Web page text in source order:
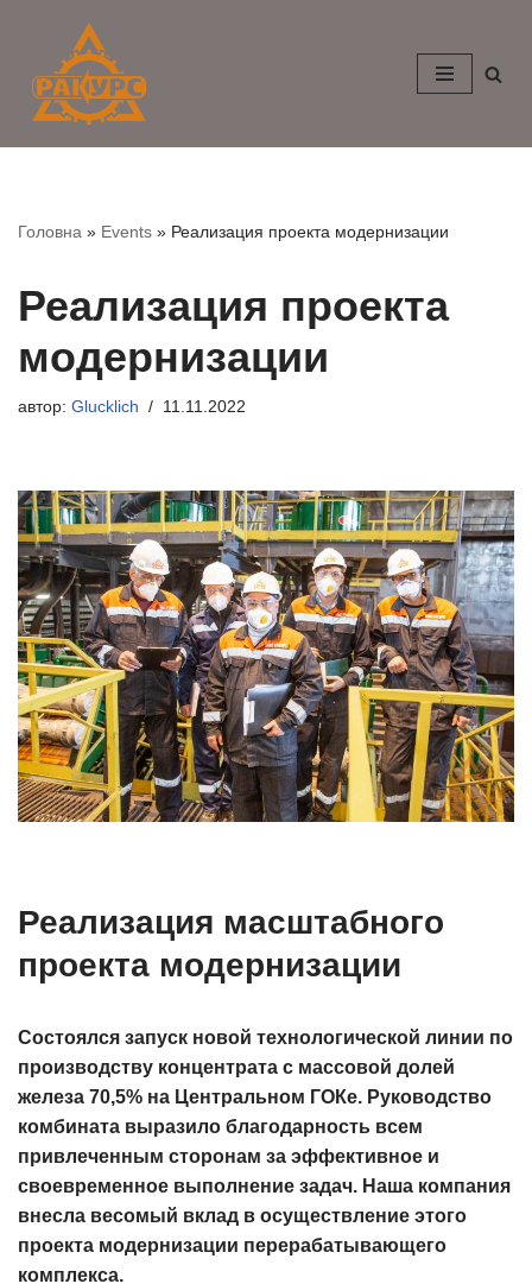
Перейти
содержимому
Головна » Events » Реализация проекта модернизации
Реализация проекта
модернизации
автор: Glucklich 11.11.2022
Реализация масштабного
проекта модернизации
Состоялся запуск новой технологической линии по
производству концентрата с массовой долей
железа 70,5% на Центральном ГОКе. Руководство
комбината выразило благодарность всем
привлеченным сторонам за эффективное и
своевременное выполнение задач. Наша компания
внесла весомый вклад в осуществление этого
проекта модернизации перерабатывающего
комплекса.